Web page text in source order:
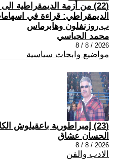
(22) من أزمة الديمقراطية
الديمقراطي: قراءة في
ب.روزنفلون وهابرماس
محمد الحباسي
2026 / 8 / 8
مواضيع وابحاث سياسية
(23) إمبراطورية باعقيلوش الكلامية
الحسان عشاق
2026 / 8 / 8
الادب والفن